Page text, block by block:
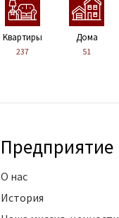
Kвартиры
237
Дома
51
Предприятие
О нас
История